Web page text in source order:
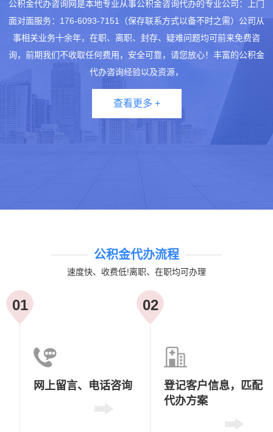
公积金代办咨询网是本地专业从事公积金咨询代办的专业公司：上门
面对面服务：176-6093-7151（保存联系方式以备不时之需）公司从
事相关业务十余年，在职、离职、封存、疑难问题均可前来免费咨
询，前期我们不收取任何费用，安全可靠，请您放心！丰富的公积金
代办咨询经验以及资源，
查看更多 +
公积金代办流程
速度快、收费低!离职、在职均可办理
01
网上留言、 电话咨询
02
登记客户信息，
匹配
代办方案